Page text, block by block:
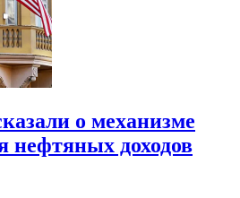
о механизме
нефтяных доходов